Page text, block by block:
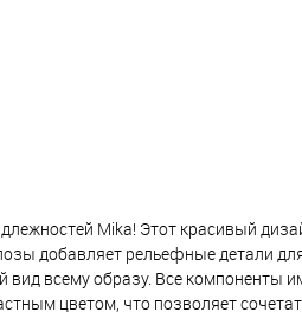
Mika! Этот красивый
добавляет рельефные детали
всему образу. Все компоненты
цветом, что позволяет